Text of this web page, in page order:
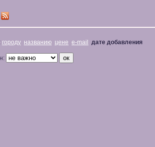
городу названию цене e-mail дате добавления